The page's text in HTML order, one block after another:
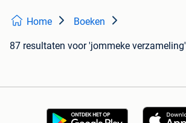
Home Boeken
87 resultaten voor 'jommeke verzameling'